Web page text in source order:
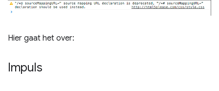
Hier gaat het over:
Impuls